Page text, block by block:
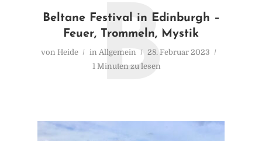
Beltane Festival in Edinburgh –
Feuer, Trommeln, Mystik
von Heide in Allgemein
28. Februar 2023
1 Minuten zu lesen
B